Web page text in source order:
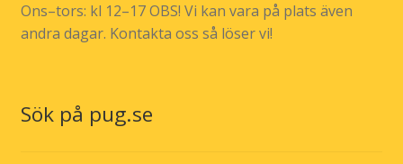
Ons–tors: kl 12–17 OBS! Vi kan vara på plats även
andra dagar. Kontakta oss så löser vi!
Sök på pug.se